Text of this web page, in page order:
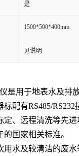
是
1500*500*400mm
见说明
是用于地表水及排
配有RS485/
、远程清洗等先
国家相关标准。
水及较清洁的废水